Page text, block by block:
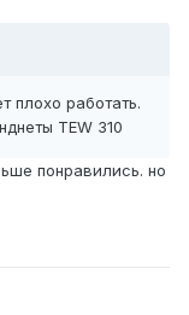
плохо работать.
TEW 310
понравились. но